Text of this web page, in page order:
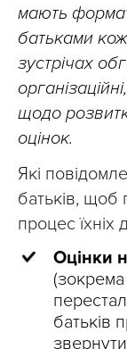
мають формат
батьками
зустрічах
щодо
оцінок.
Які
батьків,
процес їхніх
Оцінки
батьків